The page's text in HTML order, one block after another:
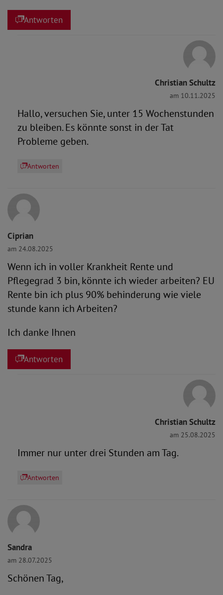
Antworten
Christian Schultz
am 10.11.2025
Hallo, versuchen Sie, unter 15 Wochenstunden
zu bleiben. Es könnte sonst in der Tat
Probleme geben.
Antworten
Ciprian
am 24.08.2025
Wenn ich in voller Krankheit Rente und
Pflegegrad 3 bin, könnte ich wieder arbeiten? EU
Rente bin ich plus 90% behinderung wie viele
stunde kann ich Arbeiten?
Ich danke Ihnen
Antworten
Christian Schultz
am 25.08.2025
Immer nur unter drei Stunden am Tag.
Antworten
Sandra
am 28.07.2025
Schönen Tag,